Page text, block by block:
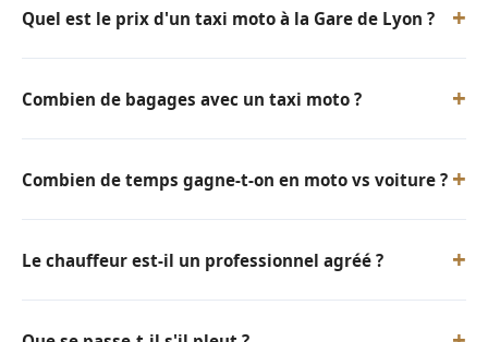
Quel est le prix d'un taxi moto à la Gare de Lyon ? +
Combien de bagages avec un taxi moto ? +
Combien de temps gagne-t-on en moto vs voiture ? +
Le chauffeur est-il un professionnel agréé ? +